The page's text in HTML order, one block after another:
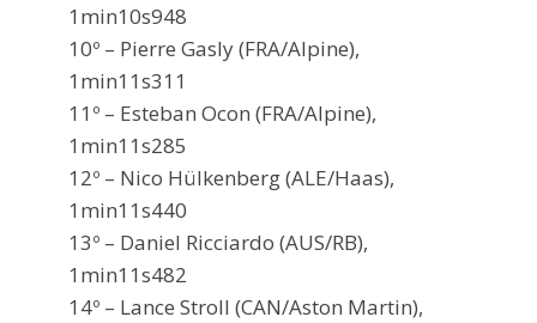
1min10s948
10º – Pierre Gasly (FRA/Alpine),
1min11s311
11º – Esteban Ocon (FRA/Alpine),
1min11s285
12º – Nico Hülkenberg (ALE/Haas),
1min11s440
13º – Daniel Ricciardo (AUS/RB),
1min11s482
14º – Lance Stroll (CAN/Aston Martin),